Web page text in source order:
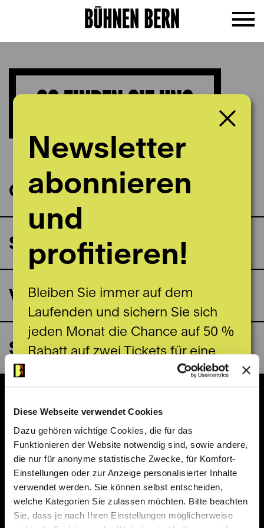
Diese Webseite verwendet Cookies
Dazu gehören wichtige Cookies, die für das
Funktionieren der Website notwendig sind, sowie andere,
die nur für anonyme statistische Zwecke, für Komfort-
Einstellungen oder zur Anzeige personalisierter Inhalte
verwendet werden. Sie können selbst entscheiden,
welche Kategorien Sie zulassen möchten. Bitte beachten
Sie, dass je nach Ihren Einstellungen möglicherweise
SO FINDEN SIE UNS
Casino Bern
Stadttheater
Vidmarhallen
Saalpläne
Billettkasse im Stadttheater
Unsere Billettkasse bleibt bis einschliesslich
10. August geschlossen. Tickets sind
jederzeit online erhältlich. Ab dem 11. August
sind wir wieder persönlich für Sie da.
Kasse/Information031 329 52 52
Zentrale 031 329 51 11
Newsletter
abonnieren
und
profitieren!
Bleiben Sie immer auf dem
Laufenden und sichern Sie sich
jeden Monat die Chance auf 50 %
Rabatt auf zwei Tickets für eine
ausgewählte Vorstellung. Das
aktuelle Angebot erfahren Sie
jeweils in unserem Highlight-
Newsletter.
Hier anmelden